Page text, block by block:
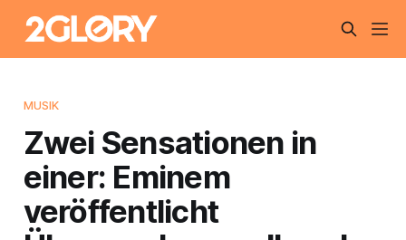
MUSIK
Zwei Sensationen in
einer: Eminem
veröffentlicht